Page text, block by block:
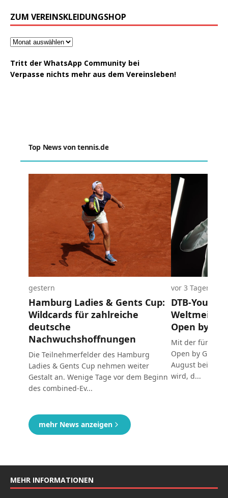
ZUM VEREINSKLEIDUNGSHOP
Tritt der WhatsApp Community bei
Verpasse nichts mehr aus dem Vereinsleben!
MEHR INFORMATIONEN